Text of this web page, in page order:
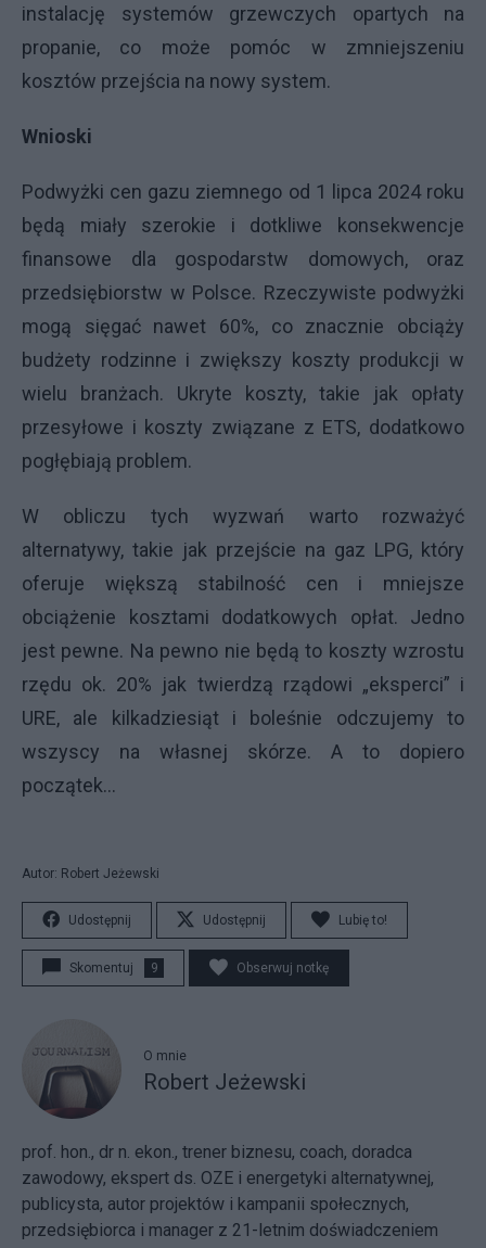
instalację systemów grzewczych opartych na
propanie, co może pomóc w zmniejszeniu
kosztów przejścia na nowy system.
Wnioski
Podwyżki cen gazu ziemnego od 1 lipca 2024 roku
będą miały szerokie i dotkliwe konsekwencje
finansowe dla gospodarstw domowych, oraz
przedsiębiorstw w Polsce. Rzeczywiste podwyżki
mogą sięgać nawet 60%, co znacznie obciąży
budżety rodzinne i zwiększy koszty produkcji w
wielu branżach. Ukryte koszty, takie jak opłaty
przesyłowe i koszty związane z ETS, dodatkowo
pogłębiają problem.
W obliczu tych wyzwań warto rozważyć
alternatywy, takie jak przejście na gaz LPG, który
oferuje większą stabilność cen i mniejsze
obciążenie kosztami dodatkowych opłat. Jedno
jest pewne. Na pewno nie będą to koszty wzrostu
rzędu ok. 20% jak twierdzą rządowi „eksperci” i
URE, ale kilkadziesiąt i boleśnie odczujemy to
wszyscy na własnej skórze. A to dopiero
początek…
Autor: Robert Jeżewski
Udostępnij Udostępnij Lubię to!
Skomentuj 9 Obserwuj notkę
O mnie
Robert Jeżewski
prof. hon., dr n. ekon., trener biznesu, coach, doradca
zawodowy, ekspert ds. OZE i energetyki alternatywnej,
publicysta, autor projektów i kampanii społecznych,
przedsiębiorca i manager z 21-letnim doświadczeniem